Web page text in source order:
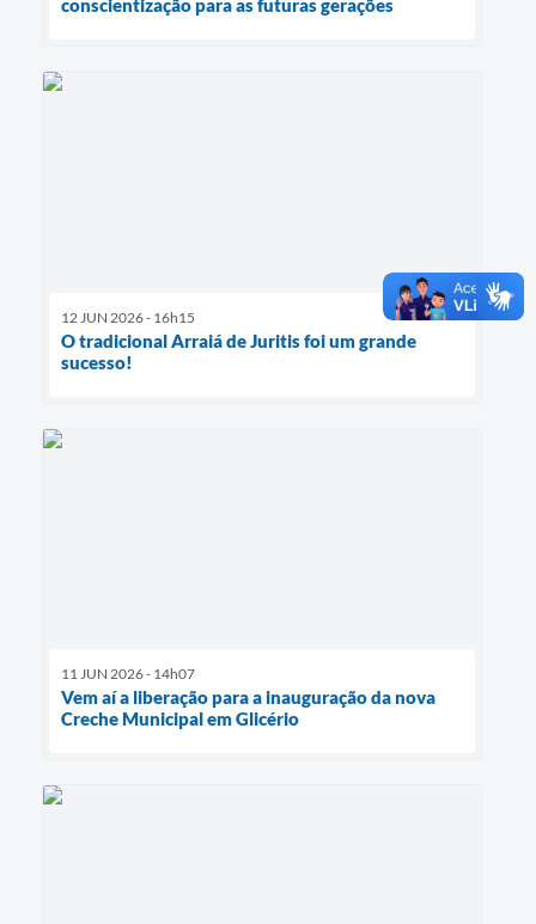
conscientização para as futuras gerações
12 JUN 2026 - 16h15
O tradicional Arraiá de Juritis foi um grande
sucesso!
11 JUN 2026 - 14h07
Vem aí a liberação para a inauguração da nova
Creche Municipal em Glicério